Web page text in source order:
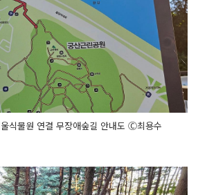
식물원 연결 무장애숲길 안내도 Ⓒ최용수